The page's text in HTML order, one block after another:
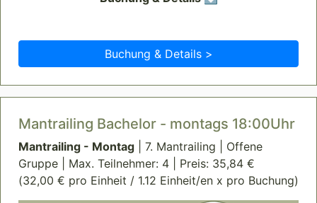
Buchung & Details >
Mantrailing Bachelor - montags 18:00Uhr
Mantrailing - Montag | 7. Mantrailing | Offene
Gruppe | Max. Teilnehmer: 4 | Preis: 35,84 €
(32,00 € pro Einheit / 1.12 Einheit/en x pro Buchung)